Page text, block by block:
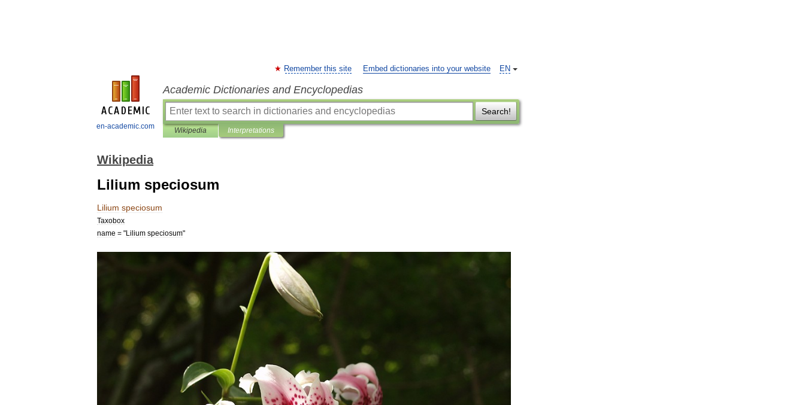
en-academic.com
EN
Remember this site Embed dictionaries into your website
Academic Dictionaries and Encyclopedias
Search!
Wikipedia Interpretations
Wikipedia
Lilium speciosum
Lilium speciosum
Taxobox
name = "Lilium speciosum"